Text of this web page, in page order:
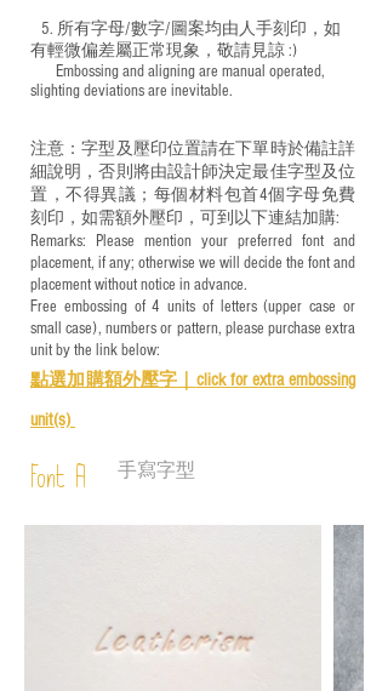
5. 所有字母/數字/圖案均由人手刻印，如
有輕微偏差屬正常現象，敬請見諒 :)
​ Embossing and aligning are manual operated,
slighting deviations are inevitable.
注意：字型及壓印位置請在下單時於備註詳
細說明，否則將由設計師決定最佳字型及位
置，不得異議；每個材料包首4個字母免費
刻印，如需額外壓印，可到以下連結加購:
Remarks: Please mention your preferred font and
placement, if any; otherwise we will decide the font and
placement without notice in advance.
Free embossing of 4 units of letters (upper case or
small case), numbers or pattern, please purchase extra
unit by the link below:
點選加購額外壓字｜ click for extra embossing
unit(s)
Font A 手寫字型